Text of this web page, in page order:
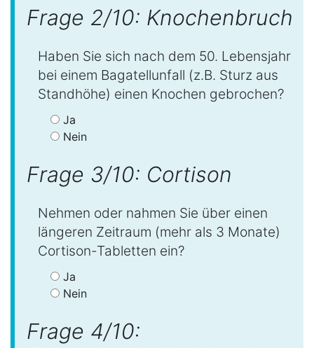
Frage 2/10: Knochenbruch
Haben Sie sich nach dem 50. Lebensjahr
bei einem Bagatellunfall (z.B. Sturz aus
Standhöhe) einen Knochen gebrochen?
Ja
Nein
Frage 3/10: Cortison
Nehmen oder nahmen Sie über einen
längeren Zeitraum (mehr als 3 Monate)
Cortison-Tabletten ein?
Ja
Nein
Frage 4/10: